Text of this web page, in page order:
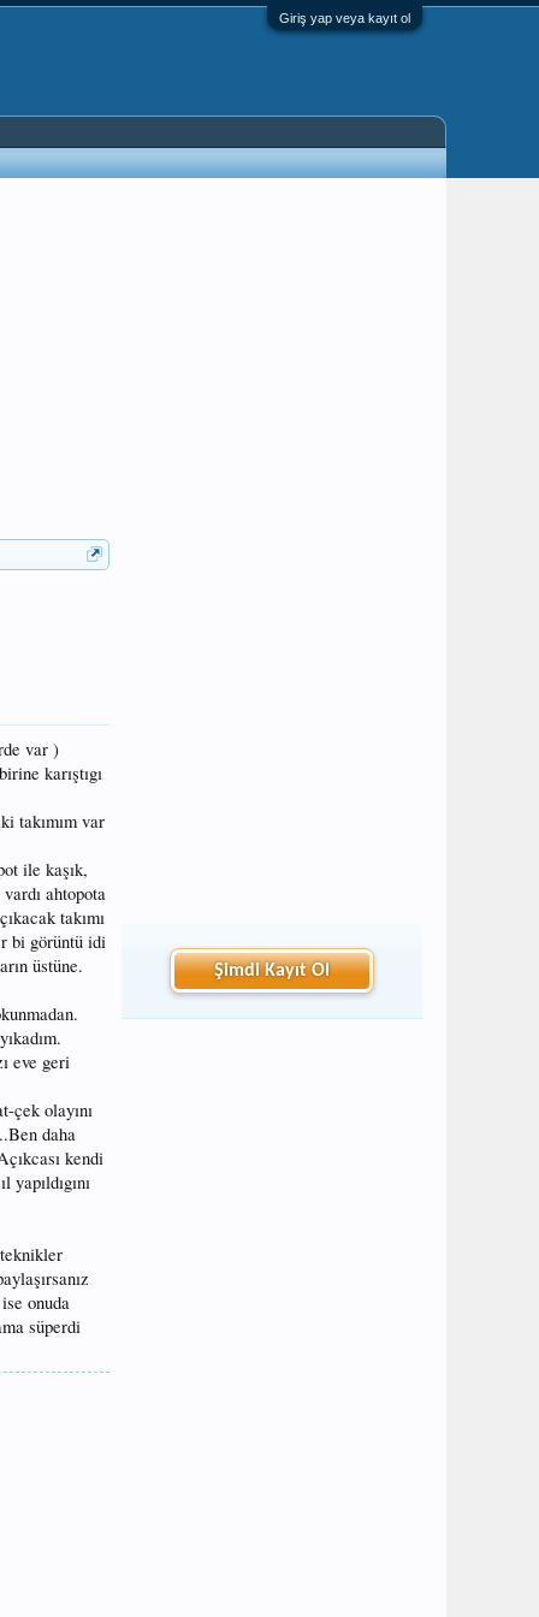
Giriş yap veya kayıt ol
var )
karıştıgı
takımım var
ile kaşık,
ahtopota
takımı
bi görüntü idi
üstüne.
eve geri
çek olayını
daha
kendi
onuda
süperdi
Şimdi Kayıt Ol